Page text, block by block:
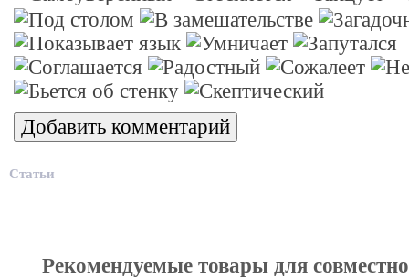
Статьи
Рекомендуемые товары для